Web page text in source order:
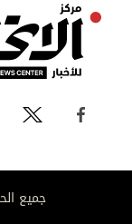
جميع